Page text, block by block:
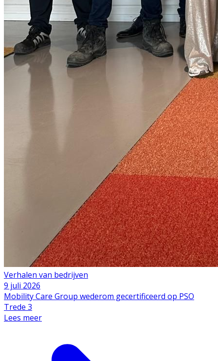
Verhalen van bedrijven
9 juli 2026
Mobility Care Group wederom gecertificeerd op PSO
Trede 3
Lees meer